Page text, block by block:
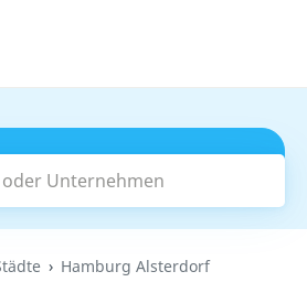
Unternehmen
Suchen
Hamburg Alsterdorf